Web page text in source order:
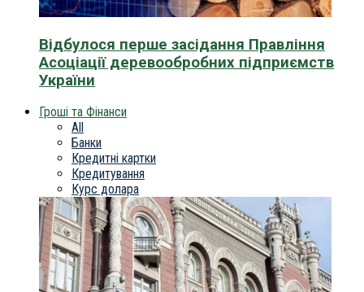
Відбулося перше засідання Правління
Асоціації деревообробних підприємств
України
Гроші та Фінанси
All
Банки
Кредитні картки
Кредитування
Курс долара